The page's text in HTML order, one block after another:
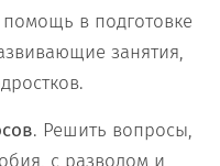
в подготовке
занятия,
. Решить вопросы,
с разводом и